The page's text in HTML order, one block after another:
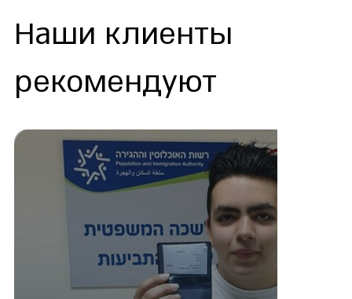
Наши клиенты
рекомендуют